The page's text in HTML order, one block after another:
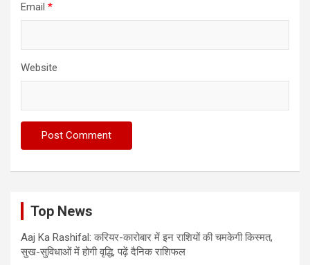
Email *
Website
Top News
Aaj Ka Rashifal: करियर-कारोबार में इन राशियों की चमकेगी किस्मत,
सुख-सुविधाओं में होगी वृद्धि, पढ़ें दैनिक राशिफल